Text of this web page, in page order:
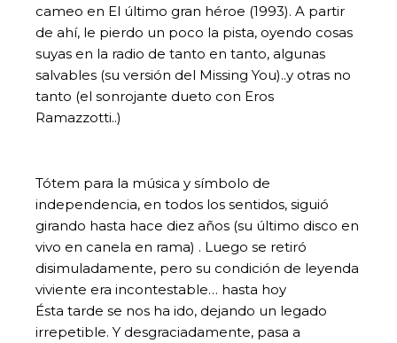
cameo en El último gran héroe (1993). A partir
de ahí, le pierdo un poco la pista, oyendo cosas
suyas en la radio de tanto en tanto, algunas
salvables (su versión del Missing You)..y otras no
tanto (el sonrojante dueto con Eros
Ramazzotti..)
Tótem para la música y símbolo de
independencia, en todos los sentidos, siguió
girando hasta hace diez años (su último disco en
vivo en canela en rama) . Luego se retiró
disimuladamente, pero su condición de leyenda
viviente era incontestable… hasta hoy
Ésta tarde se nos ha ido, dejando un legado
irrepetible. Y desgraciadamente, pasa a